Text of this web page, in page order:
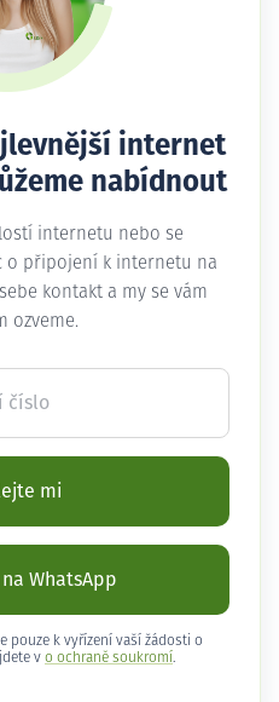
internet
nabídnout
internetu nebo se
o připojení k internetu na
kontakt a my se vám
ozveme.
číslo
mi
WhatsApp
pouze k vyřízení vaší žádosti o
v o ochraně soukromí .